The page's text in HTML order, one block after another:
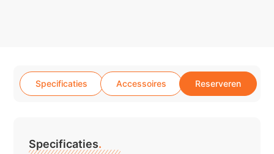
Specificaties Accessoires Reserveren
Specificaties.